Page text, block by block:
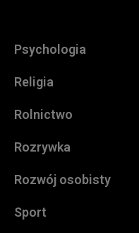
Psychologia
Religia
Rolnictwo
Rozrywka
Rozwój osobisty
Sport